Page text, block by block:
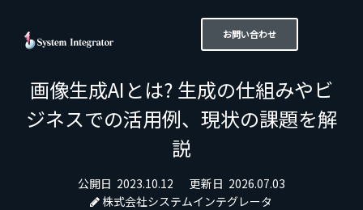
お問い合わせ
画像生成AIとは? 生成の仕組みやビ
ジネスでの活用例、現状の課題を解
説
公開日 2023.10.12 更新日 2026.07.03
株式会社システムインテグレータ